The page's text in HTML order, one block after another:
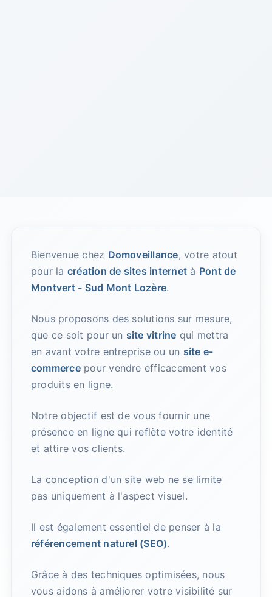
Bienvenue chez Domoveillance, votre atout
pour la création de sites internet à Pont de
Montvert - Sud Mont Lozère.
Nous proposons des solutions sur mesure,
que ce soit pour un site vitrine qui mettra
en avant votre entreprise ou un site e-
commercepour vendre efficacement vos
produits en ligne.
Notre objectif est de vous fournir une
présence en ligne qui reflète votre identité
et attire vos clients.
La conception d'un site web ne se limite
pas uniquement à l'aspect visuel.
Il est également essentiel de penser à la
référencement naturel (SEO).
Grâce à des techniques optimisées, nous
vous aidons à améliorer votre visibilité sur